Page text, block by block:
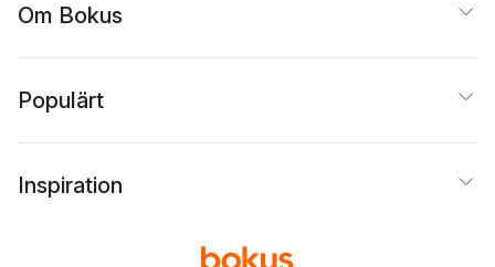
Om Bokus
Populärt
Inspiration